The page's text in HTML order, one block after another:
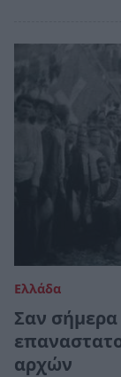
Ελλάδα
Σαν σήμερα
αρχών